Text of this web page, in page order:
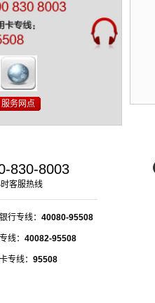
830-8003
客服热线
行专线： 40080-95508
线： 40082-95508
专线： 95508